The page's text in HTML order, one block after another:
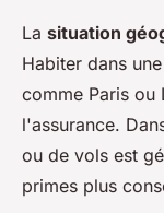
La situation
Habiter dans
comme Paris ou
l'assurance.
ou de vols est
primes plus